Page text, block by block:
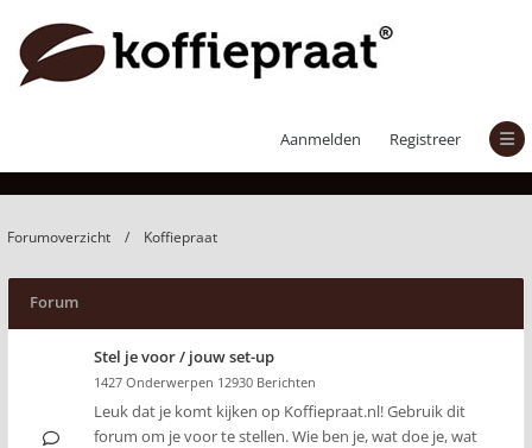
Aanmelden Registreer
Forumoverzicht Koffiepraat
Forum
Stel je voor / jouw set-up
1427 Onderwerpen 12930 Berichten
Leuk dat je komt kijken op Koffiepraat.nl! Gebruik dit
forum om je voor te stellen. Wie ben je, wat doe je, wat